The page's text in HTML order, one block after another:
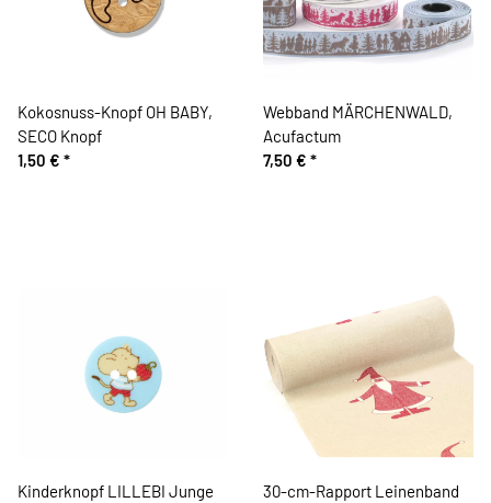
Kokosnuss-Knopf OH BABY,
SECO Knopf
1,50 € *
Webband MÄRCHENWALD,
Acufactum
7,50 € *
Kinderknopf LILLEBI Junge
30-cm-Rapport Leinenband